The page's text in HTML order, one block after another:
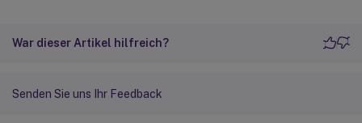
War dieser Artikel hilfreich?
Senden Sie uns Ihr Feedback